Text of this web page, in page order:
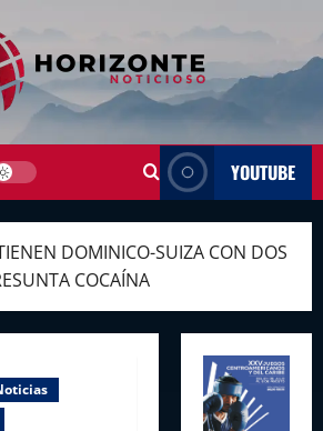
YOUTUBE
DOMINICO-SUIZA CON DOS
COCAÍNA